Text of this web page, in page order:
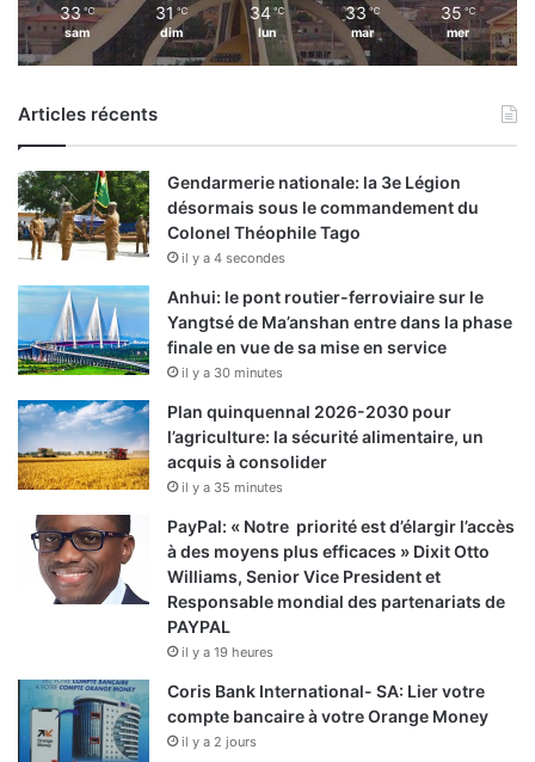
33 ℃
sam
31 ℃
dim
34 ℃
lun
33 ℃
mar
35 ℃
mer
Articles récents
Gendarmerie nationale: la 3e Légion
désormais sous le commandement du
Colonel Théophile Tago
il y a 4 secondes
Anhui: le pont routier-ferroviaire sur le
Yangtsé de Ma’anshan entre dans la phase
finale en vue de sa mise en service
il y a 30 minutes
Plan quinquennal 2026-2030 pour
l’agriculture: la sécurité alimentaire, un
acquis à consolider
il y a 35 minutes
PayPal: « Notre priorité est d’élargir l’accès
à des moyens plus efficaces » Dixit Otto
Williams, Senior Vice President et
Responsable mondial des partenariats de
PAYPAL
il y a 19 heures
Coris Bank International- SA: Lier votre
compte bancaire à votre Orange Money
il y a 2 jours